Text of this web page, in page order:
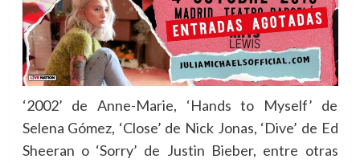
‘2002’ de Anne-Marie, ‘Hands to Myself’ de
Selena Gómez, ‘Close’ de Nick Jonas, ‘Dive’ de Ed
Sheeran o ‘Sorry’ de Justin Bieber, entre otras